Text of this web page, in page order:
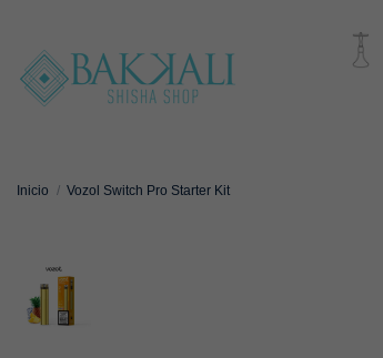
Inicio Vozol Switch Pro Starter Kit